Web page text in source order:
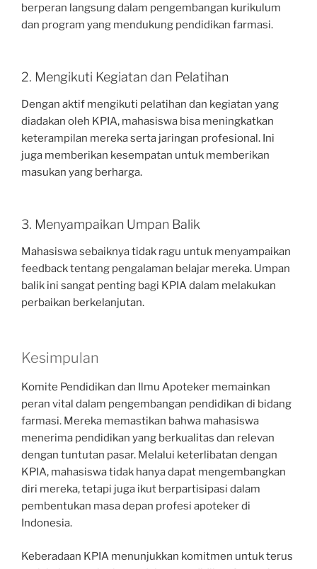
berperan langsung dalam pengembangan kurikulum
dan program yang mendukung pendidikan farmasi.
2. Mengikuti Kegiatan dan Pelatihan
Dengan aktif mengikuti pelatihan dan kegiatan yang
diadakan oleh KPIA, mahasiswa bisa meningkatkan
keterampilan mereka serta jaringan profesional. Ini
juga memberikan kesempatan untuk memberikan
masukan yang berharga.
3. Menyampaikan Umpan Balik
Mahasiswa sebaiknya tidak ragu untuk menyampaikan
feedback tentang pengalaman belajar mereka. Umpan
balik ini sangat penting bagi KPIA dalam melakukan
perbaikan berkelanjutan.
Kesimpulan
Komite Pendidikan dan Ilmu Apoteker memainkan
peran vital dalam pengembangan pendidikan di bidang
farmasi. Mereka memastikan bahwa mahasiswa
menerima pendidikan yang berkualitas dan relevan
dengan tuntutan pasar. Melalui keterlibatan dengan
KPIA, mahasiswa tidak hanya dapat mengembangkan
diri mereka, tetapi juga ikut berpartisipasi dalam
pembentukan masa depan profesi apoteker di
Indonesia.
Keberadaan KPIA menunjukkan komitmen untuk terus